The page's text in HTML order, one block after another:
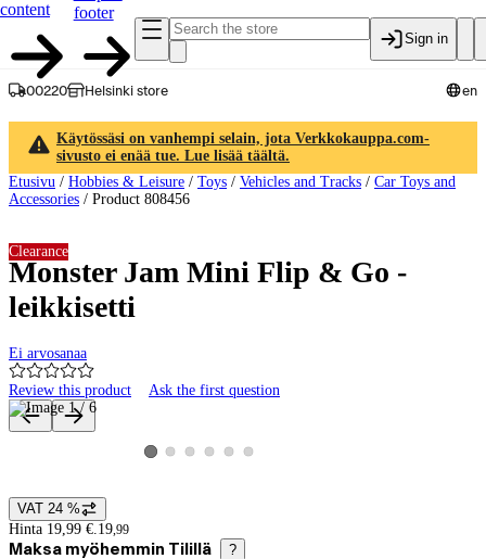
content
footer
Sign in
00220 Helsinki store en
Käytössäsi on vanhempi selain, jota Verkkokauppa.com-
sivusto ei enää tue. Lue lisää täältä.
Etusivu / Hobbies & Leisure / Toys / Vehicles and Tracks / Car Toys and
Accessories / Product 808456
Monster Jam Mini Flip & Go -
leikkisetti
Ei arvosanaa
Review this product Ask the first question
Clearance
Product images and videos
View product image 1
View product image 2
View product image 3
View product image 4
View product image 5
View product image 6
Price details
VAT 24 %
Hinta 19,99 €. 19,99
Maksa myöhemmin Tilillä ?